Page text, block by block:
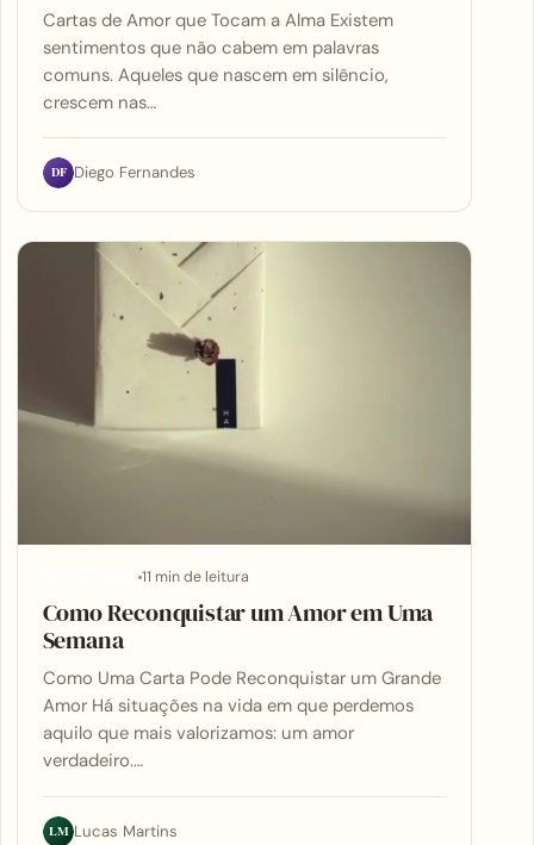
Cartas de Amor que Tocam a Alma Existem
sentimentos que não cabem em palavras
comuns. Aqueles que nascem em silêncio,
crescem nas…
DF Diego Fernandes
11 min de leitura
Como Reconquistar um Amor em Uma
Semana
Como Uma Carta Pode Reconquistar um Grande
Amor Há situações na vida em que perdemos
aquilo que mais valorizamos: um amor
verdadeiro.…
LM Lucas Martins